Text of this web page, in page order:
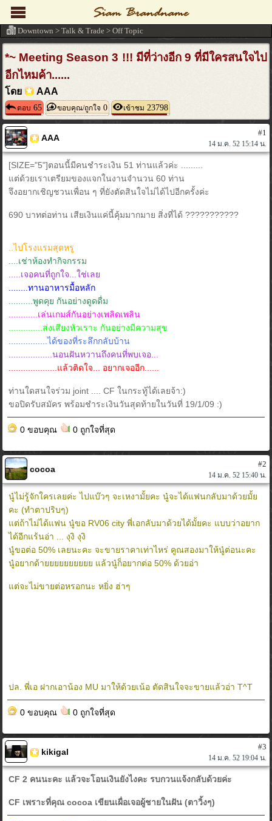
*~ Meeting Season 3 !!! มีที่ว่างอีก 9 ที่มีใครสนใจไป
อีกไหมค้า......
โดย AAA
ตอบ 65 ขอบคุณ/ถูกใจ 0 เข้าชม 23798
AAA
#1
14 ม.ค. 52 15:14 น.
[SIZE="5"]ตอนนี้มีคนชำระเงิน 51 ท่านแล้วค่ะ .........
แต่ด้วยเราเตรียมของแจกในงานจำนวน 60 ท่าน
จึงอยากเชิญชวนเพื่อน ๆ ที่ยังตัดสินใจไม่ได้ไปอีกครั้งค่ะ
690 บาทต่อท่าน เสียเงินแค่นี้คุ้มมากมาย สิ่งที่ได้ ???????????
..ไปโรงแรมสุดหรู
....เช่าห้องทำกิจกรรม
.....เจอคนที่ถูกใจ...ใช่เลย
........ทานอาหารมื้อหลัก
..........พูดคุย กันอย่างดูดดื่ม
............เล่นเกมส์กันอย่างเพลิดเพลิน
..............ส่งเสียงหัวเราะ กันอย่างมีความสุข
................ได้ของที่ระลึกกลับบ้าน
..................นอนฝันหวานถึงคนที่พบเจอ...
....................แล้วติดใจ... อยากเจออีก......
ท่านใดสนใจร่วม joint .... CF ในกระทู้ได้เลยจ้า:)
ขอปิดรับสมัคร พร้อมชำระเงินวันสุดท้ายในวันที่ 19/1/09 :)
0 ขอบคุณ 0 ถูกใจที่สุด
cocoa
#2
14 ม.ค. 52 15:40 น.
นู๋ไม่รู้จักใครเลยค่ะ ไปแบ๊วๆ จะเหงามั้ยคะ นู๋จะได้แฟนกลับมาด้วยมั้ย
คะ (ทำตาปริบๆ)
แต่ถ้าไม่ได้แฟน นู๋ขอ RV06 city พี่เอกลับมาด้วยได้มั้ยคะ แบบว่าอยาก
ได้อีกแร้นอ่า ... งุงิ งุงิ
นู๋ขอต่อ 50% เลยนะคะ จะขายราคาเท่าไหร่ คูณสองมาให้นู๋ต่อนะคะ
นู๋อยากด้ายยยยยยยยยย แล้วนู๋ก็อยากต่อ 50% ด้วยอ่า
แต่จะไม่ขายต่อหรอกนะ หยิ่ง ฮ่าๆ
ปล. พี่เอ ฝากเอาน้อง MU มาให้ด้วยเน้อ ตัดสินใจจะขายแล้วอ่า T^T
0 ขอบคุณ 0 ถูกใจที่สุด
kikigal
#3
14 ม.ค. 52 19:04 น.
CF 2 คนนะคะ แล้วจะโอนเงินยังไงคะ รบกวนแจ้งกลับด้วยค่ะ
CF เพราะที่คุณ cocoa เขียนเผื่อเจอผู้ชายในฝัน (ตาวิ้งๆ)
Downtown > Talk & Trade > Off Topic